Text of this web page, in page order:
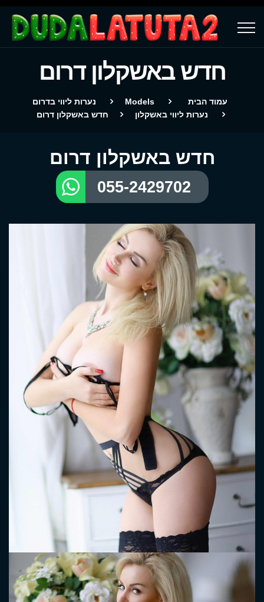
חדש באשקלון דרום
עמוד הבית Models
נערות ליווי בדרום
נערות ליווי באשקלון
חדש באשקלון דרום
חדש באשקלון דרום
055-2429702